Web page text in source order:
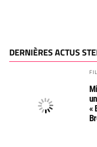
DERNIÈRES ACTUS
«